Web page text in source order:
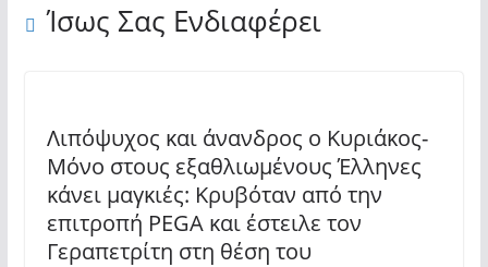
Ίσως Σας Ενδιαφέρει
Λιπόψυχος και άνανδρος ο Κυριάκος-
Μόνο στους εξαθλιωμένους Έλληνες
κάνει μαγκιές: Κρυβόταν από την
επιτροπή PEGA και έστειλε τον
Γεραπετρίτη στη θέση του